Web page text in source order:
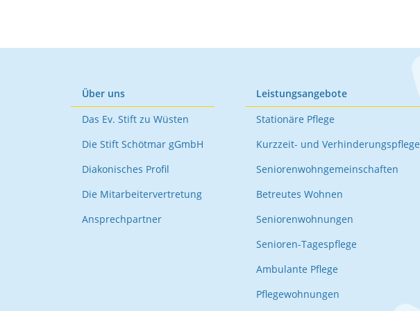
Über uns
Das Ev. Stift zu Wüsten
Die Stift Schötmar gGmbH
Diakonisches Profil
Die Mitarbeitervertretung
Ansprechpartner
Leistungsangebote
Stationäre Pflege
Kurzzeit- und Verhinderungspflege
Seniorenwohngemeinschaften
Betreutes Wohnen
Seniorenwohnungen
Senioren-Tagespflege
Ambulante Pflege
Pflegewohnungen